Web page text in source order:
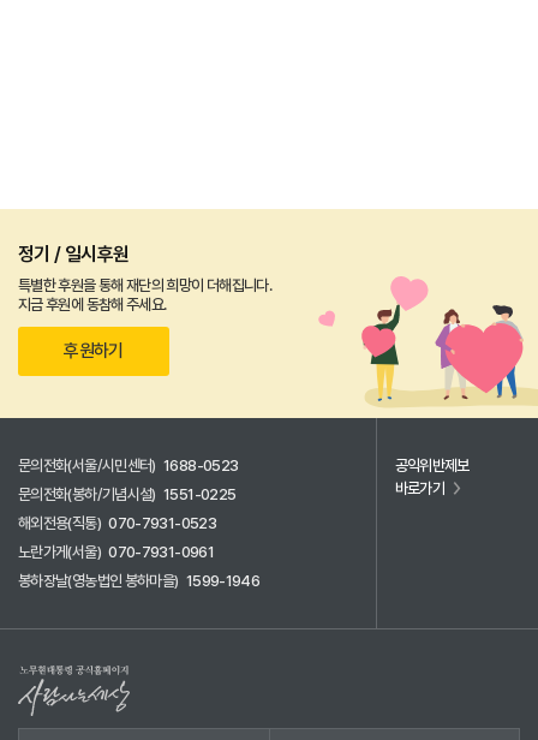
정기 / 일시후원
특별한 후원을 통해 재단의 희망이 더해집니다.
지금 후원에 동참해 주세요.
후원하기
문의전화(서울/시민센터) 1688-0523
문의전화(봉하/기념시설) 1551-0225
해외전용(직통) 070-7931-0523
노란가게(서울) 070-7931-0961
봉하장날(영농법인 봉하마을) 1599-1946
공익위반제보
바로가기